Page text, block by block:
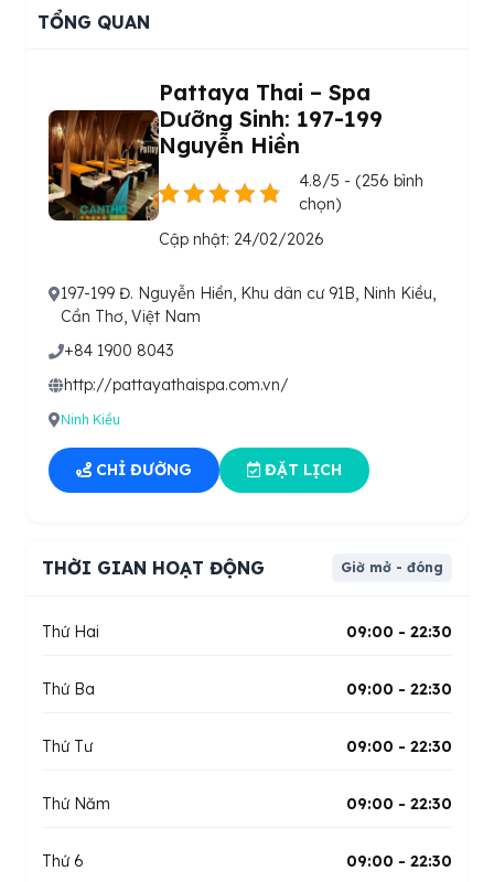
TỔNG QUAN
Pattaya Thai – Spa
Dưỡng Sinh: 197-199
Nguyễn Hiền
4.8/5 - (256 bình
chọn)
Cập nhật: 24/02/2026
197-199 Đ. Nguyễn Hiền, Khu dân cư 91B, Ninh Kiều,
Cần Thơ, Việt Nam
+84 1900 8043
http://pattayathaispa.com.vn/
Ninh Kiều
CHỈ ĐƯỜNG ĐẶT LỊCH
THỜI GIAN HOẠT ĐỘNG Giờ mở - đóng
Thứ Hai 09:00 - 22:30
Thứ Ba 09:00 - 22:30
Thứ Tư 09:00 - 22:30
Thứ Năm 09:00 - 22:30
Thứ 6 09:00 - 22:30